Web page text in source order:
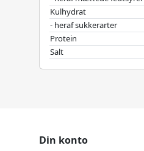
Kulhydrat
- heraf sukkerarter
Protein
Salt
Din konto